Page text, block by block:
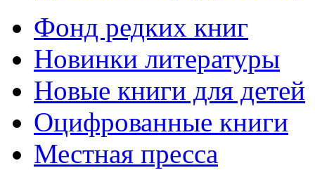
Фонд редких книг
Новинки литературы
Новые книги для детей
Оцифрованные книги
Местная пресса